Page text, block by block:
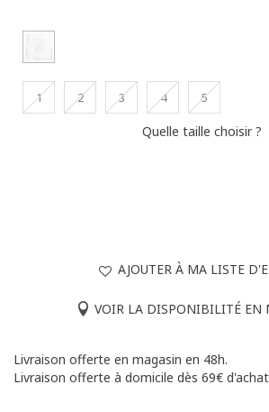
1 2 3 4 5
Quelle taille choisir ?
AJOUTER À MA LISTE
VOIR LA DISPONIBILITÉ EN
Livraison offerte en magasin en 48h.
Livraison offerte à domicile dès 69€